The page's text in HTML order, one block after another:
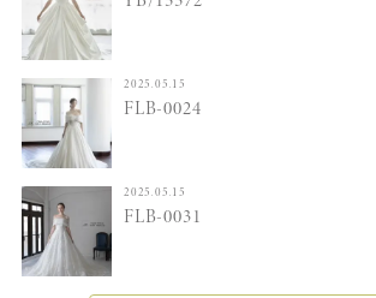
2025.05.15
FLB-0024
2025.05.15
FLB-0031